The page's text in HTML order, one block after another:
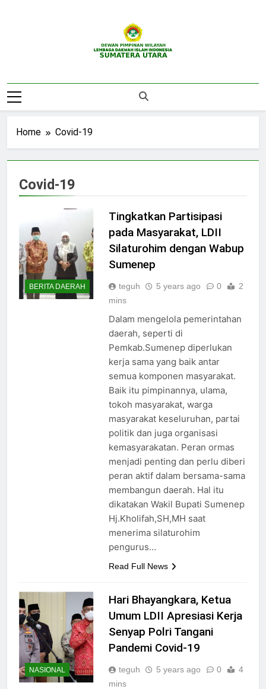
DPW LDII
Sumatera Utara
Home Covid-19
Covid-19
BERITA DAERAH
Tingkatkan Partisipasi
pada Masyarakat, LDII
Silaturohim dengan Wabup
Sumenep
teguh 5 years ago 0
2
mins
Dalam mengelola pemerintahan
daerah, seperti di
Pemkab.Sumenep diperlukan
kerja sama yang baik antar
semua komponen masyarakat.
Baik itu pimpinannya, ulama,
tokoh masyarakat, warga
masyarakat keseluruhan, partai
politik dan juga organisasi
kemasyarakatan. Peran ormas
menjadi penting dan perlu diberi
peran aktif dalam bersama-sama
membangun daerah. Hal itu
dikatakan Wakil Bupati Sumenep
Hj.Kholifah,SH,MH saat
menerima silaturohim
pengurus…
Read Full News
NASIONAL
Hari Bhayangkara, Ketua
Umum LDII Apresiasi Kerja
Senyap Polri Tangani
Pandemi Covid-19
teguh 5 years ago 0
4
mins